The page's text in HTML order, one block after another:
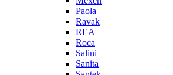
Paola
Ravak
REA
Roca
Salini
Sanita